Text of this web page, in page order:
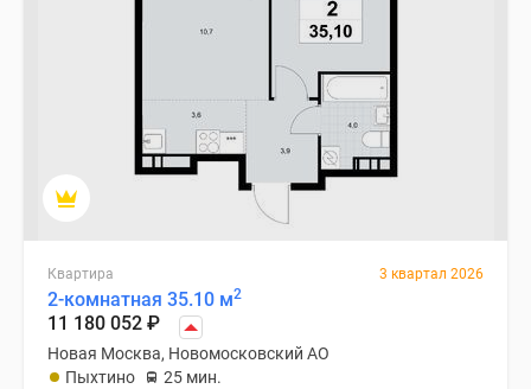
Квартира 3 квартал 2026
2-комнатная 35.10 м2
11 180 052 ₽
Новая Москва, Новомосковский АО
Пыхтино
25 мин.